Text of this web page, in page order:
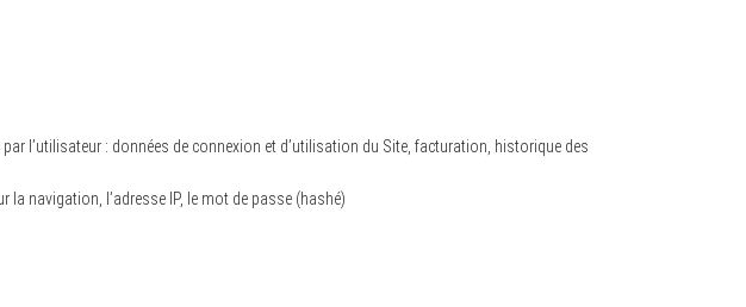
l’utilisateur : données de connexion et d’utilisation du Site, facturation, historique des
navigation, l’adresse IP, le mot de passe (hashé)